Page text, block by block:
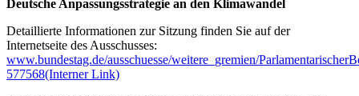
Deutsche Anpassungsstrategie an den Klimawandel
Detaillierte Informationen zur Sitzung finden Sie auf der
Internetseite des Ausschusses:
www.bundestag.de/ausschuesse/weitere_gremien/
577568(Interner Link)